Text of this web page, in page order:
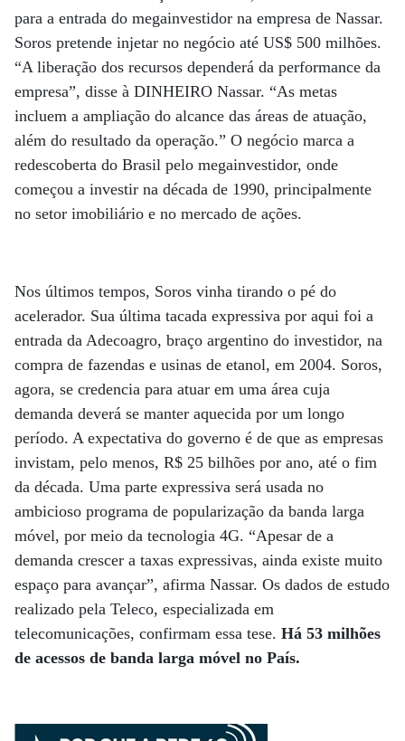
para a entrada do megainvestidor na empresa de Nassar.
Soros pretende injetar no negócio até US$ 500 milhões.
“A liberação dos recursos dependerá da performance da
empresa”, disse à DINHEIRO Nassar. “As metas
incluem a ampliação do alcance das áreas de atuação,
além do resultado da operação.” O negócio marca a
redescoberta do Brasil pelo megainvestidor, onde
começou a investir na década de 1990, principalmente
no setor imobiliário e no mercado de ações.
Nos últimos tempos, Soros vinha tirando o pé do
acelerador. Sua última tacada expressiva por aqui foi a
entrada da Adecoagro, braço argentino do investidor, na
compra de fazendas e usinas de etanol, em 2004. Soros,
agora, se credencia para atuar em uma área cuja
demanda deverá se manter aquecida por um longo
período. A expectativa do governo é de que as empresas
invistam, pelo menos, R$ 25 bilhões por ano, até o fim
da década. Uma parte expressiva será usada no
ambicioso programa de popularização da banda larga
móvel, por meio da tecnologia 4G. “Apesar de a
demanda crescer a taxas expressivas, ainda existe muito
espaço para avançar”, afirma Nassar. Os dados de estudo
realizado pela Teleco, especializada em
telecomunicações, confirmam essa tese. Há 53 milhões
de acessos de banda larga móvel no País.